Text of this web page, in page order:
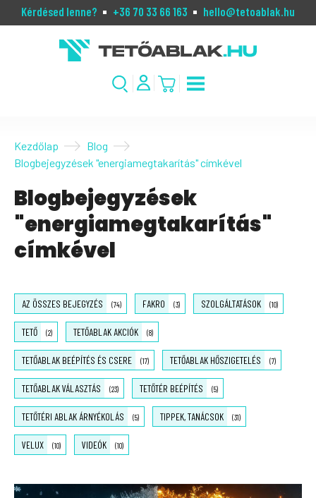
Kérdésed lenne? +36 70 33 66 163 hello@tetoablak.hu
Kezdőlap
Blog
Blogbejegyzések "energiamegtakarítás" címkével
Blogbejegyzések
"energiamegtakarítás"
címkével
AZ ÖSSZES BEJEGYZÉS (74) FAKRO (3) SZOLGÁLTATÁSOK (10)
TETŐ (2) TETŐABLAK AKCIÓK (8)
TETŐABLAK BEÉPÍTÉS ÉS CSERE (17) TETŐABLAK HŐSZIGETELÉS (7)
TETŐABLAK VÁLASZTÁS (23) TETŐTÉR BEÉPÍTÉS (5)
TETŐTÉRI ABLAK ÁRNYÉKOLÁS (5) TIPPEK, TANÁCSOK (31)
VELUX (10) VIDEÓK (10)